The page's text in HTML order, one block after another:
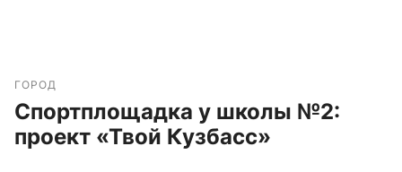
ГОРОД
Спортплощадка у школы №2:
проект «Твой Кузбасс»